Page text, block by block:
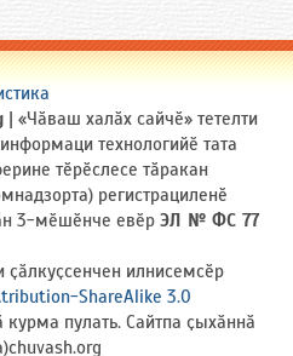
| «Чӑваш халӑх сайчӗ» тетелти
технологийӗ тата
тӗрӗслесе тӑракан
регистрациленӗ
3-мӗшӗнче евӗр ЭЛ № ФС 77
ҫӑлкуҫсенчен илнисемсӗр
ShareAlike 3.0
пулать. Сайтпа ҫыхӑннӑ